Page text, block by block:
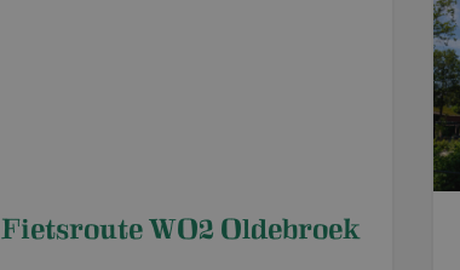
Fietsroute WO2 Oldebroek